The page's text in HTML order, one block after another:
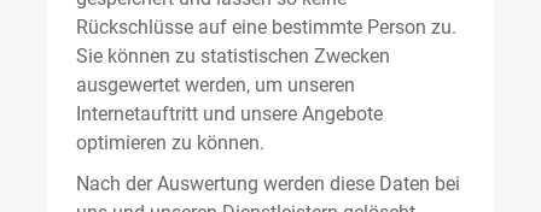
Rückschlüsse auf eine bestimmte Person zu.
Sie können zu statistischen Zwecken
ausgewertet werden, um unseren
Internetauftritt und unsere Angebote
optimieren zu können.
Nach der Auswertung werden diese Daten bei